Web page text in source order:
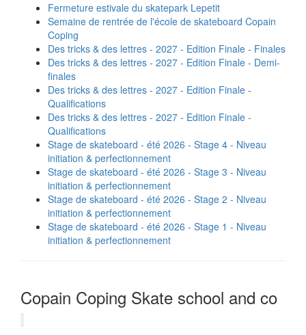
Fermeture estivale du skatepark Lepetit
Semaine de rentrée de l'école de skateboard Copain
Coping
Des tricks & des lettres - 2027 - Edition Finale - Finales
Des tricks & des lettres - 2027 - Edition Finale - Demi-
finales
Des tricks & des lettres - 2027 - Edition Finale -
Qualifications
Des tricks & des lettres - 2027 - Edition Finale -
Qualifications
Stage de skateboard - été 2026 - Stage 4 - Niveau
initiation & perfectionnement
Stage de skateboard - été 2026 - Stage 3 - Niveau
initiation & perfectionnement
Stage de skateboard - été 2026 - Stage 2 - Niveau
initiation & perfectionnement
Stage de skateboard - été 2026 - Stage 1 - Niveau
initiation & perfectionnement
Copain Coping Skate school and co